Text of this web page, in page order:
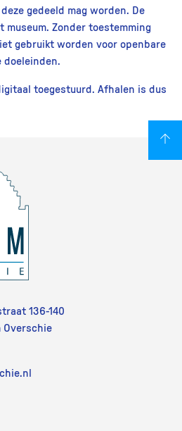
gedeeld mag worden. De
Zonder toestemming
gebruikt worden voor openbare
doeleinden.
toegestuurd. Afhalen is dus
136-140
Overschie